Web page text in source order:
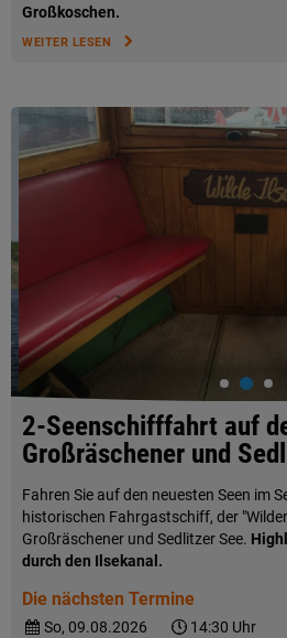
Großkoschen.
WEITER LESEN
2-Seenschifffahrt auf
Großräschener und
Fahren Sie auf den neuesten Seen im
historischen Fahrgastschiff, der
Großräschener und Sedlitzer See.
durch den Ilsekanal.
Die nächsten Termine
So, 09.08.2026
14:30 Uhr